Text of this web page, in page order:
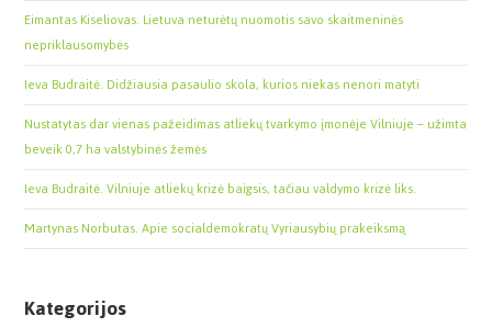
Eimantas Kiseliovas. Lietuva neturėtų nuomotis savo skaitmeninės
nepriklausomybės
Ieva Budraitė. Didžiausia pasaulio skola, kurios niekas nenori matyti
Nustatytas dar vienas pažeidimas atliekų tvarkymo įmonėje Vilniuje – užimta
beveik 0,7 ha valstybinės žemės
Ieva Budraitė. Vilniuje atliekų krizė baigsis, tačiau valdymo krizė liks.
Martynas Norbutas. Apie socialdemokratų Vyriausybių prakeiksmą
Kategorijos